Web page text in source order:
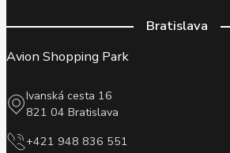
Bratislava
Avion Shopping Park
Ivanská cesta 16
821 04 Bratislava
+421 948 836 551